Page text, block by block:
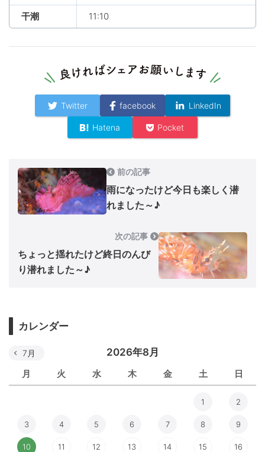
干潮 11:10
Twitter facebook LinkedIn
Hatena Pocket
前の記事
雨になったけど今日も楽しく潜
れました～♪
次の記事
ちょっと揺れたけど終日のんび
り潜れました～♪
カレンダー
2026年8月
月 火 水 木 金 土 日
7月
1 2
3 4 5 6 7 8 9
10 11 12 13 14 15 16